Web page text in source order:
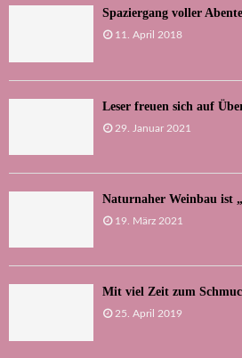
Spaziergang voller
11. April 2018
Leser freuen sich auf
29. Januar 2021
Naturnaher Weinbau ist
19. März 2021
Mit viel Zeit zum
25. April 2019